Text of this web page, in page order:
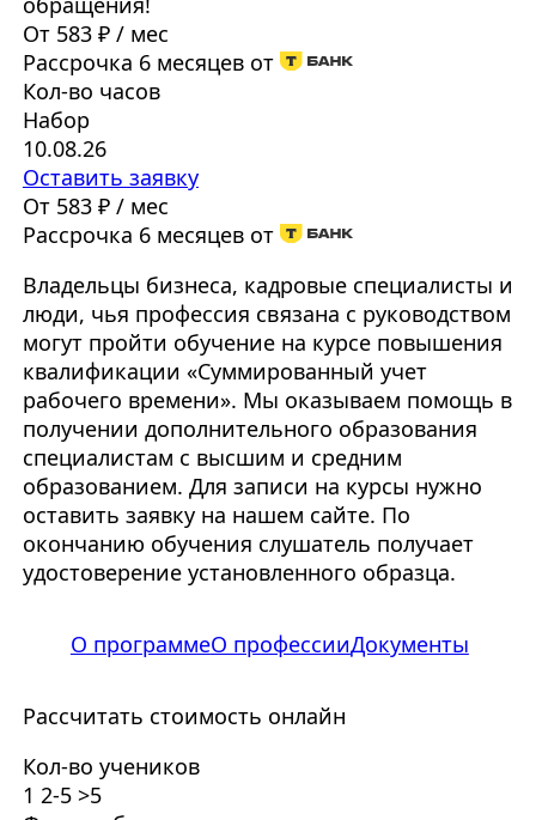
От 583 ₽ / мес
Рассрочка 6 месяцев от
Кол-во часов
Набор
10.08.26
Оставить заявку
От 583 ₽ / мес
Рассрочка 6 месяцев от
Владельцы бизнеса, кадровые специалисты и
люди, чья профессия связана с руководством
могут пройти обучение на курсе повышения
квалификации «Суммированный учет
рабочего времени». Мы оказываем помощь в
получении дополнительного образования
специалистам с высшим и средним
образованием. Для записи на курсы нужно
оставить заявку на нашем сайте. По
окончанию обучения слушатель получает
удостоверение установленного образца.
О программеО профессииДокументы
Рассчитать стоимость онлайн
Кол-во учеников
1 2-5 >5